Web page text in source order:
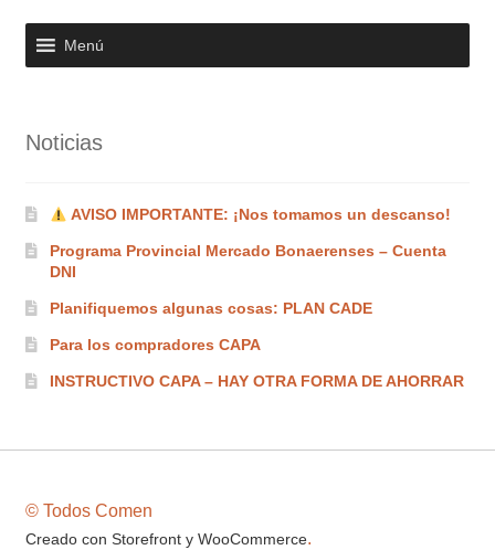
Menú
Noticias
AVISO IMPORTANTE: ¡Nos tomamos un descanso!
Programa Provincial Mercado Bonaerenses – Cuenta
DNI
Planifiquemos algunas cosas: PLAN CADE
Para los compradores CAPA
INSTRUCTIVO CAPA – HAY OTRA FORMA DE AHORRAR
© Todos Comen
Creado con Storefront y WooCommerce.